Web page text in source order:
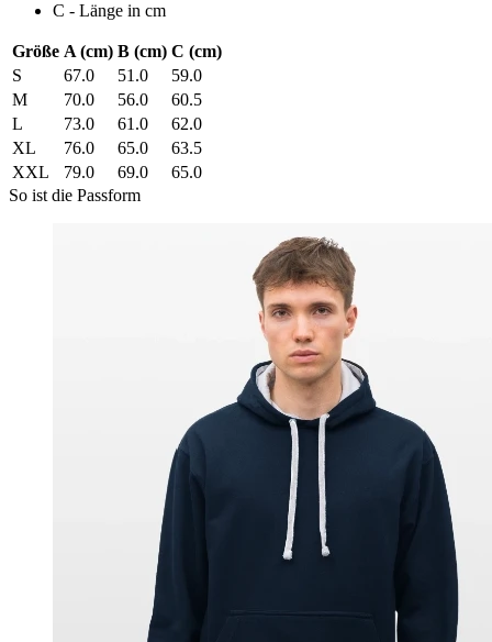
C - Länge in cm
Größe A (cm) B (cm) C (cm)
S
67.0 51.0
59.0
M
70.0 56.0
60.5
L
73.0 61.0
62.0
XL
76.0 65.0
63.5
XXL
79.0 69.0
65.0
So ist die Passform